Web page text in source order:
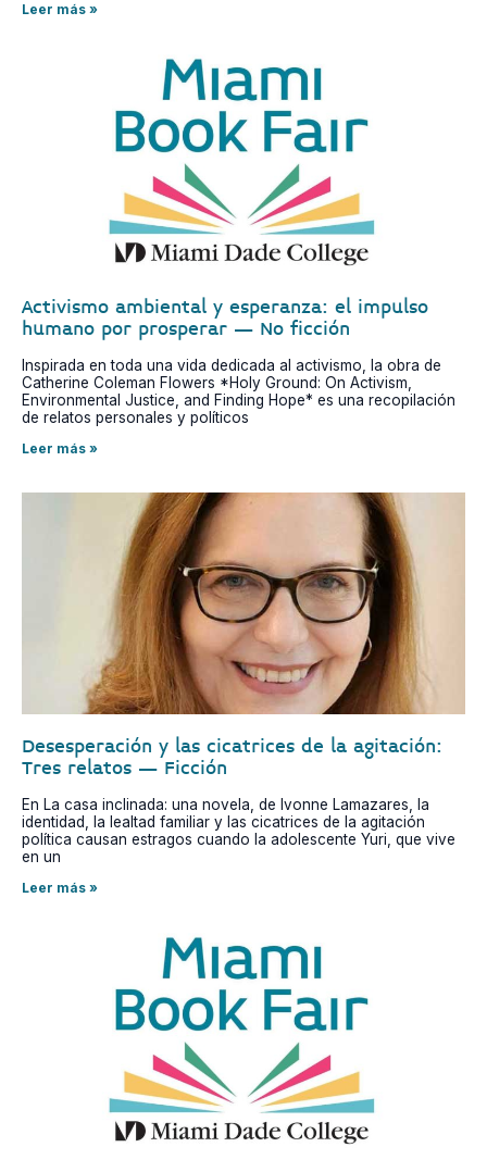
Leer más »
Activismo ambiental y esperanza: el impulso
humano por prosperar – No ficción
Inspirada en toda una vida dedicada al activismo, la obra de
Catherine Coleman Flowers *Holy Ground: On Activism,
Environmental Justice, and Finding Hope* es una recopilación
de relatos personales y políticos
Leer más »
Desesperación y las cicatrices de la agitación:
Tres relatos – Ficción
En La casa inclinada: una novela, de Ivonne Lamazares, la
identidad, la lealtad familiar y las cicatrices de la agitación
política causan estragos cuando la adolescente Yuri, que vive
en un
Leer más »